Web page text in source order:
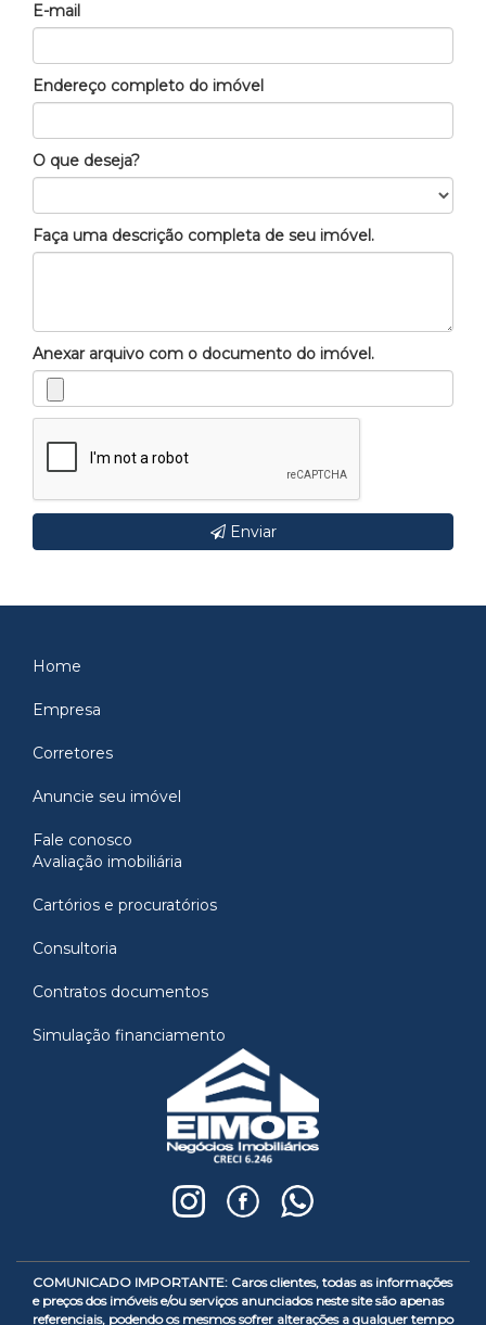
E-mail
Endereço completo do imóvel
O que deseja?
Faça uma descrição completa de seu imóvel.
Anexar arquivo com o documento do imóvel.
Enviar
Home
Empresa
Corretores
Anuncie seu imóvel
Fale conosco
Avaliação imobiliária
Cartórios e procuratórios
Consultoria
Contratos documentos
Simulação financiamento
COMUNICADO IMPORTANTE: Caros clientes, todas as informações
e preços dos imóveis e/ou serviços anunciados neste site são apenas
referenciais, podendo os mesmos sofrer alterações a qualquer tempo